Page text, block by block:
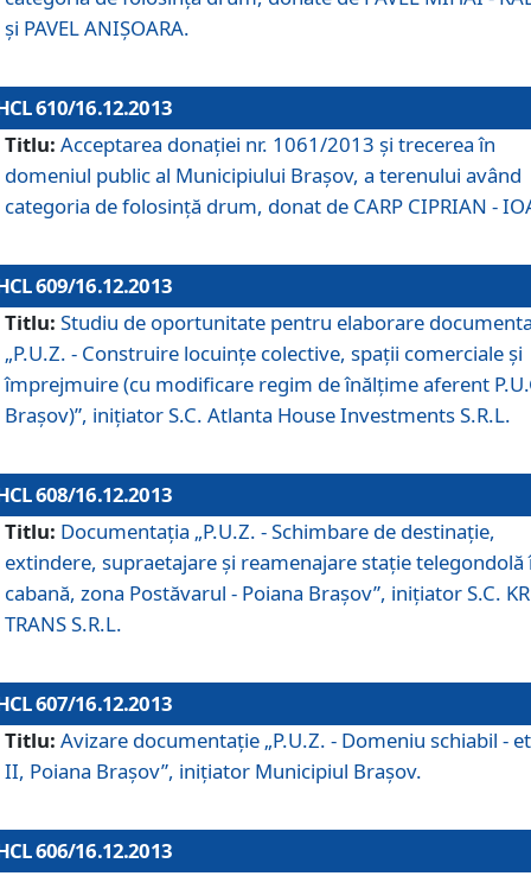
şi PAVEL ANIŞOARA.
610/16.12.2013
Titlu: Acceptarea donaţiei nr. 1061/2013 şi trecerea în
domeniul public al Municipiului Braşov, a terenului având
categoria de folosinţă drum, donat de CARP CIPRIAN -
609/16.12.2013
Titlu: Studiu de oportunitate pentru elaborare
„P.U.Z. - Construire locuinţe colective, spaţii comerciale şi
împrejmuire (cu modificare regim de înălţime aferent
Braşov)”, iniţiator S.C. Atlanta House Investments S.R.L.
608/16.12.2013
Titlu: Documentaţia „P.U.Z. - Schimbare de destinaţie,
extindere, supraetajare şi reamenajare staţie telegondolă
cabană, zona Postăvarul - Poiana Braşov”, iniţiator S.C.
TRANS S.R.L.
607/16.12.2013
Titlu: Avizare documentaţie „P.U.Z. - Domeniu schiabil -
II, Poiana Braşov”, iniţiator Municipiul Braşov.
606/16.12.2013